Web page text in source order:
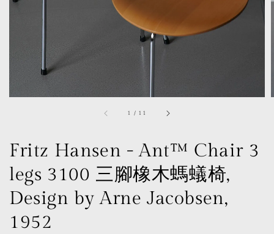
1 / 11
Fritz Hansen - Ant™ Chair 3
legs 3100 三腳橡木螞蟻椅,
Design by Arne Jacobsen,
1952